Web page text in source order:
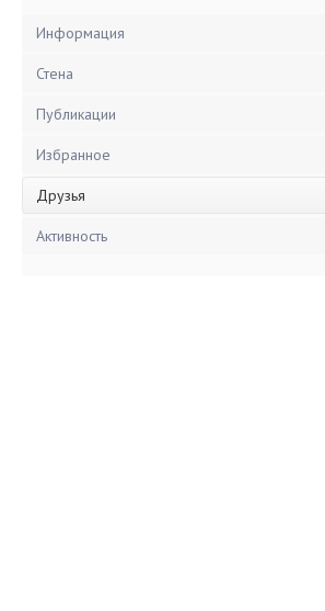
Информация
Стена
Публикации
Избранное
Друзья
Активность